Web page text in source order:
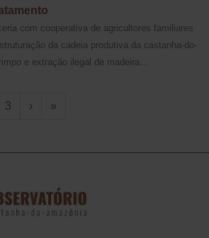
com cooperativa de agricultores familiares
da cadeia produtiva da castanha-do-
e extração ilegal de madeira...
3 › »